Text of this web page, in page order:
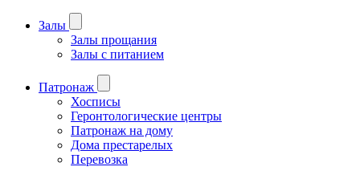
Залы
Залы прощания
Залы с питанием
Патронаж
Хосписы
Геронтологические центры
Патронаж на дому
Дома престарелых
Перевозка